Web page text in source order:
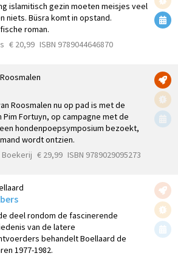
islamitisch gezin moeten meisjes veel
niets. Büsra komt in opstand.
roman.
€ 20,99 ISBN 9789044646870
Roosmalen nu op pad is met de
Pim Fortuyn, op campagne met de
hondenpoepsymposium bezoekt,
wordt ontzien.
€ 29,99 ISBN 9789029095273
deel rondom de fascinerende
van de latere
behandelt Boellaard de
1977-1982.